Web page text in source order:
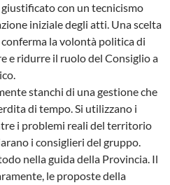
con un tecnicismo
iniziale degli atti. Una scelta
la volontà politica di
e ridurre il ruolo del Consiglio a
stanchi di una gestione che
di tempo. Si utilizzano i
i problemi reali del territorio
i consiglieri del gruppo.
nella guida della Provincia. Il
le proposte della